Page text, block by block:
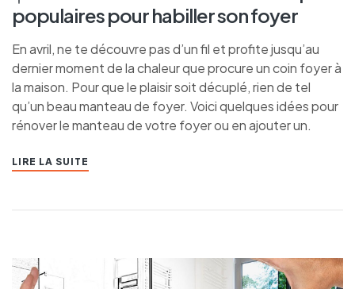
populaires pour habiller son foyer
En avril, ne te découvre pas d’un fil et profite jusqu’au
dernier moment de la chaleur que procure un coin foyer à
la maison. Pour que le plaisir soit décuplé, rien de tel
qu’un beau manteau de foyer. Voici quelques idées pour
rénover le manteau de votre foyer ou en ajouter un.
LIRE LA SUITE